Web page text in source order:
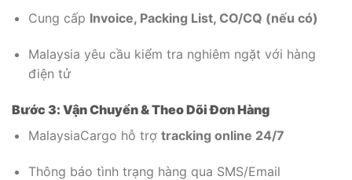
Cung cấp Invoice, Packing List, CO/CQ (nếu có)
Malaysia yêu cầu kiểm tra nghiêm ngặt với hàng
điện tử
Bước 3: Vận Chuyển & Theo Dõi Đơn Hàng
MalaysiaCargo hỗ trợ tracking online 24/7
Thông báo tình trạng hàng qua SMS/Email